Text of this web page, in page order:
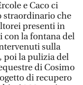
e Caco ci
straordinario che
presenti in
con la fontana del
sulla
poi la pulizia del
di Cosimo
di recupero